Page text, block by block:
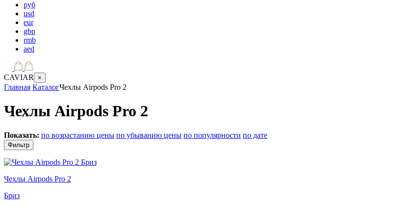
руб
usd
eur
gbp
rmb
aed
CAVIAR ×
Главная КаталогЧехлы Airpods Pro 2
Чехлы Airpods Pro 2
Показать: по возрастанию цены по убыванию цены по популярности по дате
Фильтр
Чехлы Airpods Pro 2
Бриз